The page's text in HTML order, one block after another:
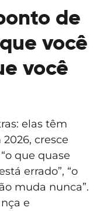
de
você
você
elas têm
cresce
que quase
errado”, “o
muda nunca”.
e